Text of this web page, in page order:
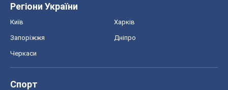
Регіони України
Київ Харків
Запоріжжя Дніпро
Черкаси
Спорт